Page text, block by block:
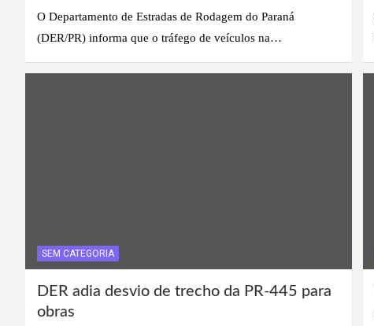
O Departamento de Estradas de Rodagem do Paraná
(DER/PR) informa que o tráfego de veículos na…
SEM CATEGORIA
DER adia desvio de trecho da PR-445 para
obras